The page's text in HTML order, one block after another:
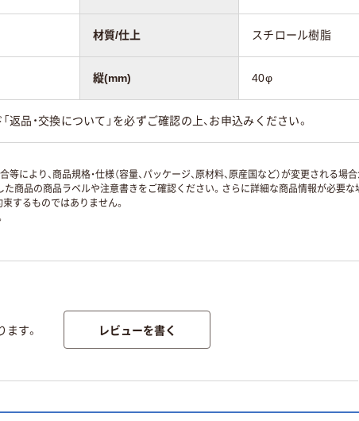
材質/仕上 スチロール樹脂
縦(mm) 40φ
返品・交換について」を必ずご確認の上、お申込みください。
より、商品規格・仕様（容量、パッケージ、原材料、原産国など）が変更される場
商品の商品ラベルや注意書きをご確認ください。さらに詳細な商品情報が必要な
束するものではありません。
す。 レビューを書く